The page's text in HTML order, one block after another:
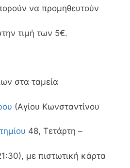
να προμηθευτούν
τιμή των 5€.
στα ταμεία
(Αγίου Κωνσταντίνου
48, Τετάρτη –
με πιστωτική κάρτα